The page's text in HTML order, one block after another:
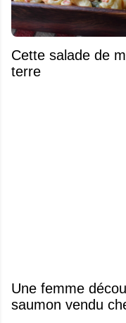
Cette salade de
terre
Une femme
saumon vendu